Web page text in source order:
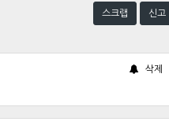
스크랩 신고
삭제